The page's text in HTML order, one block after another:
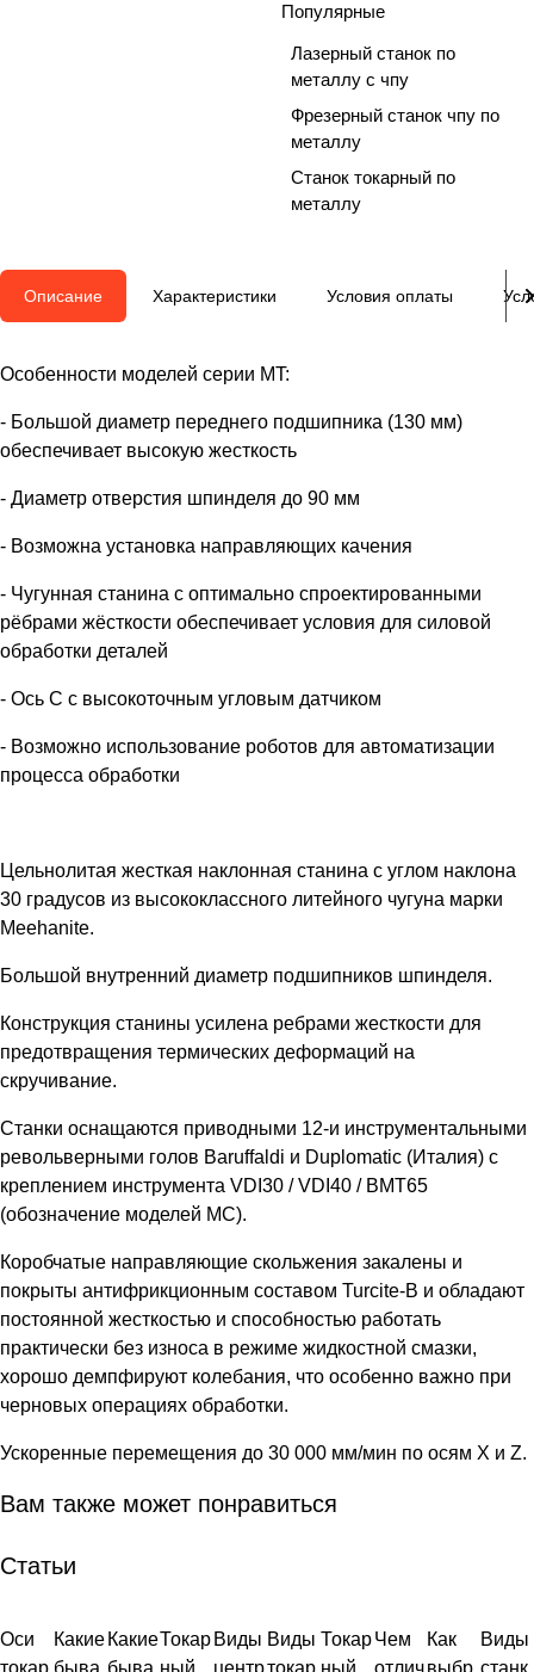
Популярные
Лазерный станок по
металлу с чпу
Фрезерный станок чпу по
металлу
Станок токарный по
металлу
Описание Характеристики Условия оплаты
Особенности моделей серии MT:
- Большой диаметр переднего подшипника (130 мм)
обеспечивает высокую жесткость
- Диаметр отверстия шпинделя до 90 мм
- Возможна установка направляющих качения
- Чугунная станина с оптимально спроектированными
рёбрами жёсткости обеспечивает условия для силовой
обработки деталей
- Ось С с высокоточным угловым датчиком
- Возможно использование роботов для автоматизации
процесса обработки
Цельнолитая жесткая наклонная станина с углом наклона
30 градусов из высококлассного литейного чугуна марки
Meehanite.
Большой внутренний диаметр подшипников шпинделя.
Конструкция станины усилена ребрами жесткости для
предотвращения термических деформаций на
скручивание.
Станки оснащаются приводными 12-и инструментальными
револьверными голов Baruffaldi и Duplomatic (Италия) с
креплением инструмента VDI30 / VDI40 / BMT65
(обозначение моделей MC).
Коробчатые направляющие скольжения закалены и
покрыты антифрикционным составом Turcite-B и обладают
постоянной жесткостью и способностью работать
практически без износа в режиме жидкостной смазки,
хорошо демпфируют колебания, что особенно важно при
черновых операциях обработки.
Ускоренные перемещения до 30 000 мм/мин по осям X и Z.
Вам также может понравиться
Статьи
Оси
токар
Какие
быва
Какие
быва
Токар
ный
Виды
центр
Виды
токар
Токар
ный
Чем
отлич
Как
выбр
Виды
станк